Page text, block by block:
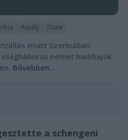
Aszály Duna
miatt Szerbiában
német hadihajók
Bővebben...
a schengeni